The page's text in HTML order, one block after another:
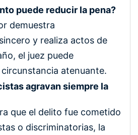
puede reducir la pena?
demuestra
y realiza actos de
el juez puede
atenuante.
agravan siempre la
que el delito fue cometido
o discriminatorias, la